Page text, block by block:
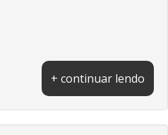
+ continuar lendo